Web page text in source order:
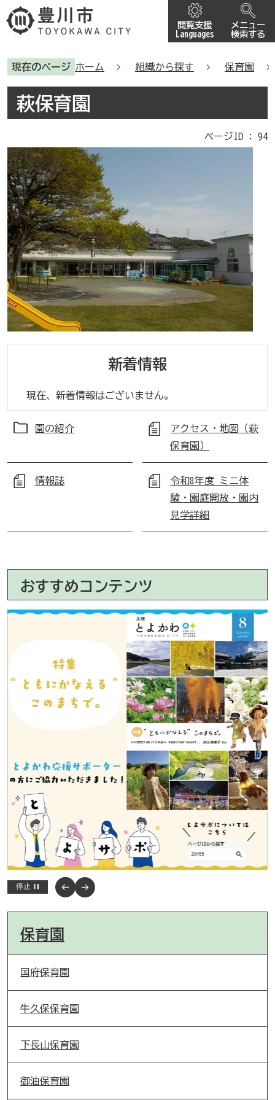
閲覧支援
Languages
メニュー
検索する
現在のページ ホーム 組織から探す 保育園
萩保育園
ページID :94
新着情報
現在、新着情報はございません。
園の紹介
アクセス・地図（萩
保育園）
情報誌
令和8年度 ミニ体
験・園庭開放・園内
見学詳細
おすすめコンテンツ
停止
保育園
国府保育園
牛久保保育園
下長山保育園
御油保育園